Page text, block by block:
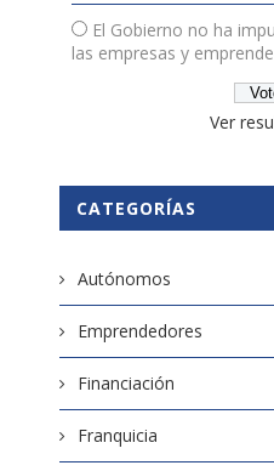
El Gobierno no ha
las empresas y
Ver
CATEGORÍAS
Autónomos
Emprendedores
Financiación
Franquicia